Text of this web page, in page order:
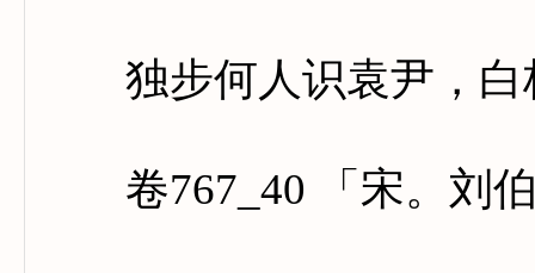
独步何人识袁尹，白
卷767_40 「宋。刘伯